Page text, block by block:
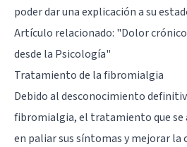
poder dar una explicación a su
Artículo relacionado: "Dolor
desde la Psicología"
Tratamiento de la fibromialgia
Debido al desconocimiento
fibromialgia, el tratamiento que se
en paliar sus síntomas y mejorar la